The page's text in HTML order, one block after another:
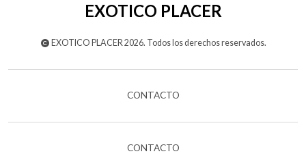
EXOTICO PLACER
EXOTICO PLACER 2026. Todos los derechos reservados.
CONTACTO
CONTACTO